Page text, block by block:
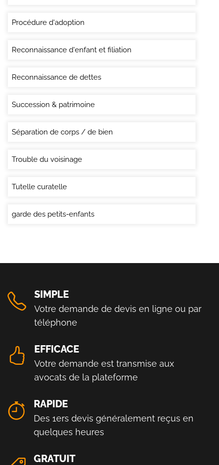
Procédure d'adoption
Reconnaissance d'enfant et filiation
Reconnaissance de dettes
Succession & patrimoine
Séparation de corps / de bien
Trouble du voisinage
Tutelle curatelle
garde des petits-enfants
SIMPLE
Votre demande de devis en ligne ou par
téléphone
EFFICACE
Votre demande est transmise aux
avocats de la plateforme
RAPIDE
Des 1ers devis généralement reçus en
quelques heures
GRATUIT